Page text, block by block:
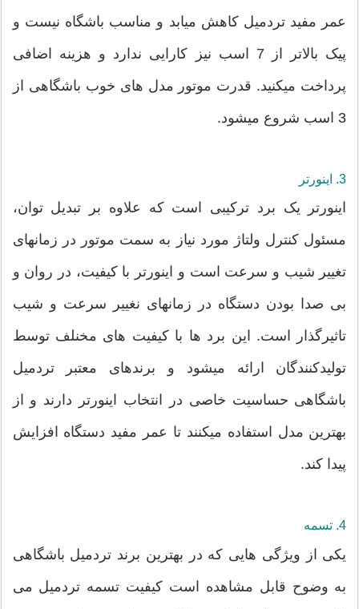
عمر مفید تردمیل کاهش میابد و مناسب باشگاه نیست و
پیک بالاتر از 7 اسب نیز کارایی ندارد و هزینه اضافی
پرداخت میکنید. قدرت موتور مدل های خوب باشگاهی از
3 اسب شروع میشود.
3. اینورتر
اینورتر یک برد ترکیبی است که علاوه بر تبدیل توان،
مسئول کنترل ولتاژ مورد نیاز به سمت موتور در زمانهای
تغییر شیب و سرعت است و اینورتر با کیفیت، در روان و
بی صدا بودن دستگاه در زمانهای نغییر سرعت و شیب
تاثیرگذار است. این برد ها با کیفیت های مخنلف توسط
تولیدکنندگان ارائه میشود و برندهای معتبر تردمیل
باشگاهی حساسیت خاصی در انتخاب اینورتر دارند و از
بهترین مدل استفاده میکنند تا عمر مفید دستگاه افزایش
پیدا کند.
4. تسمه
یکی از ویژگی هایی که در بهترین برند تردمیل باشگاهی
به وضوح قابل مشاهده است کیفیت تسمه تردمیل می